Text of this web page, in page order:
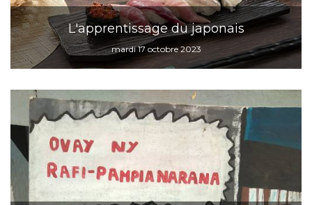
L'apprentissage du japonais
mardi 17 octobre 2023